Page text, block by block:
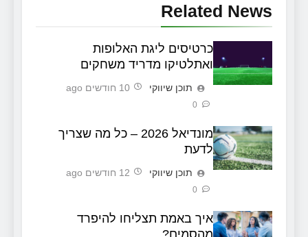
Related News
כרטיסים ליגת האלופות
ואתלטיקו מדריד משחקים
תוכן שיווקי 10 חודשים ago
0
מונדיאל 2026 – כל מה שצריך
לדעת
תוכן שיווקי 12 חודשים ago
0
איך באמת תצליחו להיפרד
מהסמים?